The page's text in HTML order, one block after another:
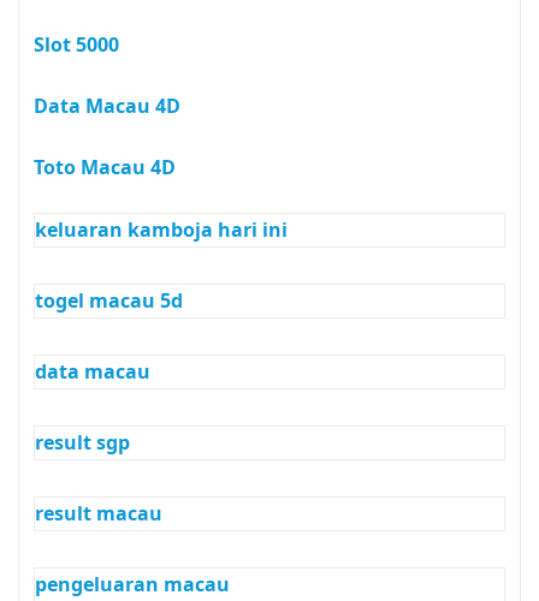
Slot 5000
Data Macau 4D
Toto Macau 4D
keluaran kamboja hari ini
togel macau 5d
data macau
result sgp
result macau
pengeluaran macau